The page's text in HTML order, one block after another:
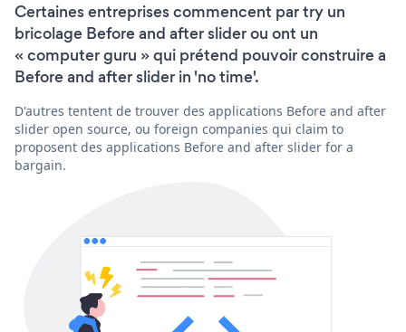
Certaines entreprises commencent par try un
bricolage Before and after slider ou ont un
« computer guru » qui prétend pouvoir construire a
Before and after slider in 'no time'.
D'autres tentent de trouver des applications Before and after
slider open source, ou foreign companies qui claim to
proposent des applications Before and after slider for a
bargain.